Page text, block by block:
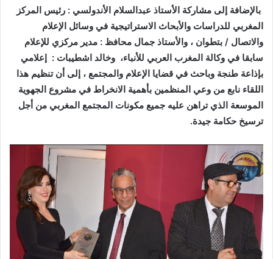
بالإضافة إلى مشاركة الأستاذ عبدالسلام الأندولسي : رئيس المركز
المغربي للدراسات والأبحاث الاستراتيجية في وسائل الإعلام
والاتصال / بتطوان ، والأستاذ جمال محافظ : مدير مركزي للإعلام
سابقا في وكالة المغرب العربي للأنباء، وخالد اشطيبات : إعلامي
بإذاعة طنجة وباحث في قضايا الإعلام والمجتمع ، إلى أن تنظيم هذا
اللقاء نابع من وعي المنظمين بأهمية الانخراط في مشروع الجهوية
الموسعة الذي تراهن عليه جميع مكونات المجتمع المغربي من أجل
ترسيخ حكامة جيدة.